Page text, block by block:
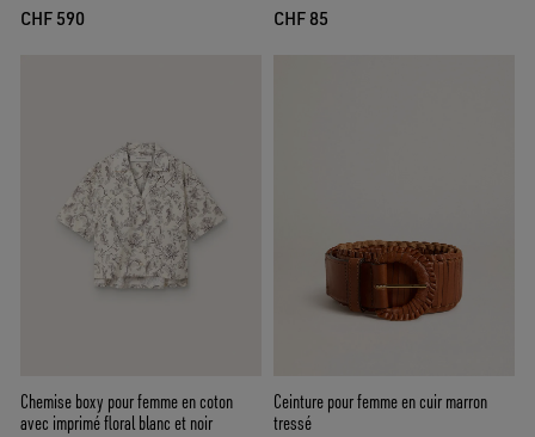
CHF 590 CHF 85
Chemise boxy pour femme en coton
avec imprimé floral blanc et noir
Ceinture pour femme en cuir marron
tressé